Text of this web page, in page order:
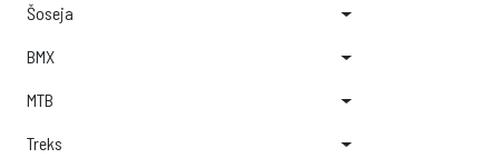
Šoseja
BMX
MTB
Treks